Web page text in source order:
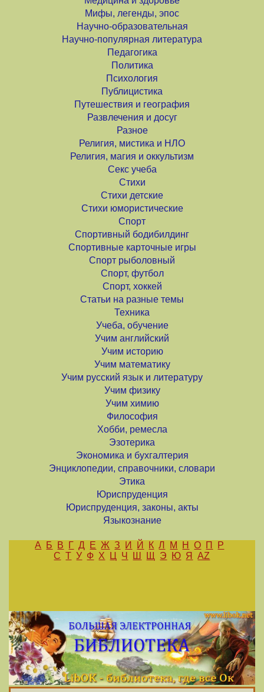
Мифы, легенды, эпос
Научно-образовательная
Научно-популярная литература
Педагогика
Политика
Психология
Публицистика
Путешествия и география
Развлечения и досуг
Разное
Религия, мистика и НЛО
Религия, магия и оккультизм
Секс учеба
Стихи
Стихи детские
Стихи юмористические
Спорт
Спортивный бодибилдинг
Спортивные карточные игры
Спорт рыболовный
Спорт, футбол
Спорт, хоккей
Статьи на разные темы
Техника
Учеба, обучение
Учим английский
Учим историю
Учим математику
Учим русский язык и литературу
Учим физику
Учим химию
Философия
Хобби, ремесла
Эзотерика
Экономика и бухгалтерия
Энциклопедии, справочники, словари
Этика
Юриспруденция
Юриспруденция, законы, акты
Языкознание
А Б В Г Д Е Ж З И Й К Л М Н О П
Р
С Т У Ф Х Ц Ч Ш Щ Э Ю Я AZ